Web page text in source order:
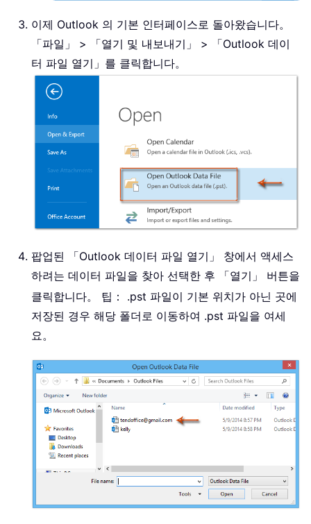
이제 Outlook 의 기본 인터페이스로 돌아왔습니다。
「파일」 > 「열기 및 내보내기」 > 「Outlook 데이
터 파일 열기」를 클릭합니다。
팝업된 「Outlook 데이터 파일 열기」 창에서 액세스
하려는 데이터 파일을 찾아 선택한 후 「열기」 버튼을
클릭합니다。
팁： .pst 파일이 기본 위치가 아닌 곳에
저장된 경우 해당 폴더로 이동하여 .pst 파일을 여세
요。